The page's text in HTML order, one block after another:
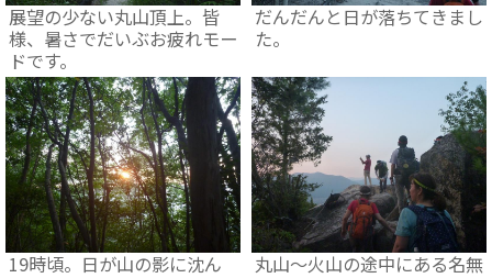
展望の少ない丸山頂上。皆
様、暑さでだいぶお疲れモー
ドです。
だんだんと日が落ちてきまし
た。
19時頃。日が山の影に沈ん
丸山～火山の途中にある名無